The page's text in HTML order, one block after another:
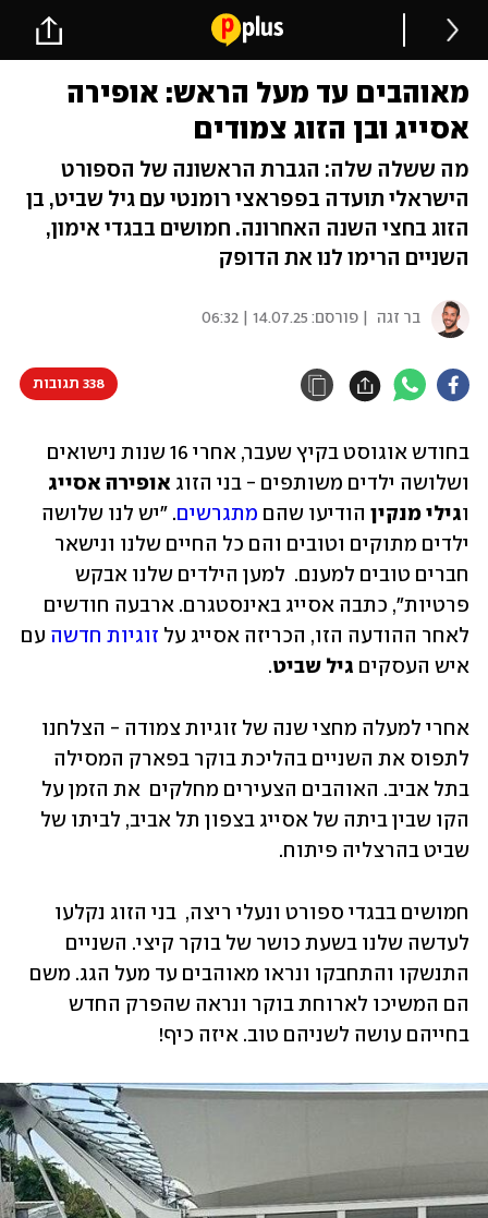
מאוהבים עד מעל הראש: אופירה
אסייג ובן הזוג צמודים
מה ששלה שלה: הגברת הראשונה של הספורט
הישראלי תועדה בפפראצי רומנטי עם גיל שביט, בן
הזוג בחצי השנה האחרונה. חמושים בבגדי אימון,
השניים הרימו לנו את הדופק
בר זגה | פורסם: 14.07.25 | 06:32
338 תגובות
ושלושה ילדים משותפים - בני הזוג אופירה אסייג
וגילי מנקין הודיעו שהם מתגרשים
לאחר ההודעה הזו, הכריזה אסייג על זוגיות חדשה
איש העסקים גיל שביט.
שביט בהרצליה פיתוח.
בחייהם עושה לשניהם טוב. איזה כיף!